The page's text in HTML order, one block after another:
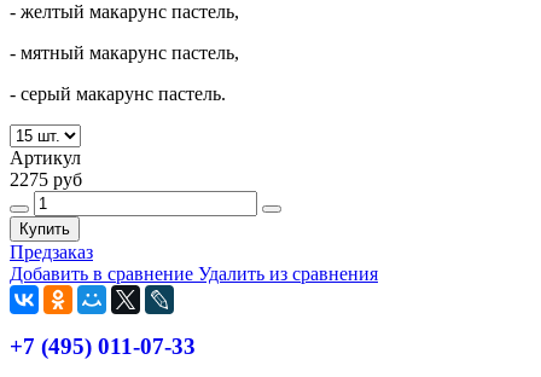
- желтый макарунс пастель,
- мятный макарунс пастель,
- серый макарунс пастель.
Артикул
2275 руб
Купить
Предзаказ
Добавить в сравнение Удалить из сравнения
+7 (495) 011-07-33